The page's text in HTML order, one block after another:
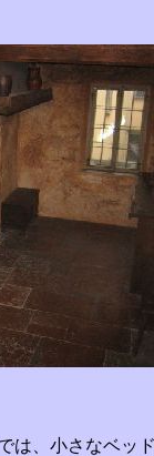
は、小さなベッ